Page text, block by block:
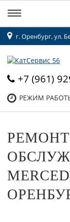
г. Оренбург, ул.
+7 (961)
РЕЖИМ